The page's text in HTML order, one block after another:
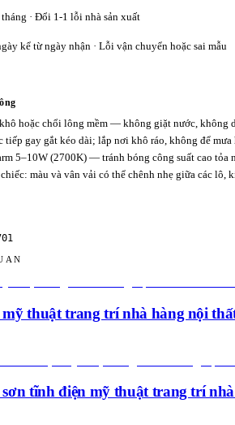
tháng · Đổi 1-1 lỗi nhà sản xuất
kể từ ngày nhận · Lỗi vận chuyển hoặc sai mẫu
hoặc chổi lông mềm — không giặt nước, không
tiếp gay gắt kéo dài; lắp nơi khô ráo, không để mưa
5–10W (2700K) — tránh bóng công suất cao tỏa
màu và vân vải có thể chênh nhẹ giữa các
thuật trang trí nhà hàng nội
tĩnh điện mỹ thuật trang trí